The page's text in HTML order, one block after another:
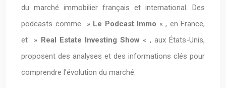
du marché immobilier français et international. Des
podcasts comme » Le Podcast Immo « , en France,
et » Real Estate Investing Show « , aux États-Unis,
proposent des analyses et des informations clés pour
comprendre l’évolution du marché.